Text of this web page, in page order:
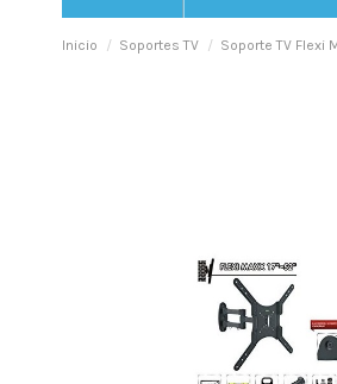
Inicio Soportes TV Soporte TV Flexi